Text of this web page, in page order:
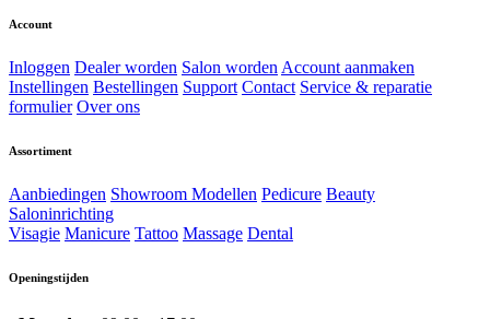
Account
Inloggen Dealer worden Salon worden Account aanmaken
Instellingen Bestellingen Support Contact Service & reparatie
formulier Over ons
Assortiment
Aanbiedingen Showroom Modellen Pedicure Beauty
Saloninrichting
Visagie Manicure Tattoo Massage Dental
Openingstijden